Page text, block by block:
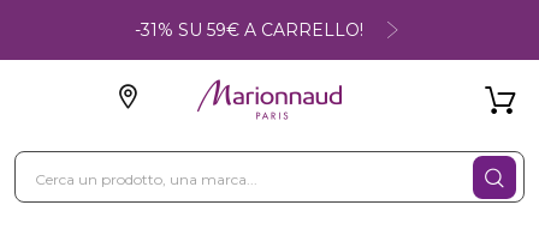
-31% SU 59€ A CARRELLO!